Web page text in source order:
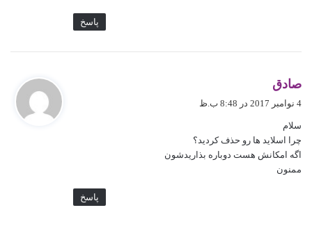
پاسخ
صادق
4 نوامبر 2017 در 8:48 ب.ظ
سلام
چرا اسلاید ها رو حذف کردید؟
اگه امکانش هست دوباره بذاریدشون
ممنون
پاسخ